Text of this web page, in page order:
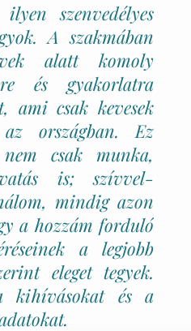
szenvedélyes
A szakmában
alatt komoly
és gyakorlatra
ami csak kevesek
országban. Ez
csak munka,
is; szívvel-
mindig azon
a hozzám forduló
a legjobb
eleget tegyek.
kihívásokat és a